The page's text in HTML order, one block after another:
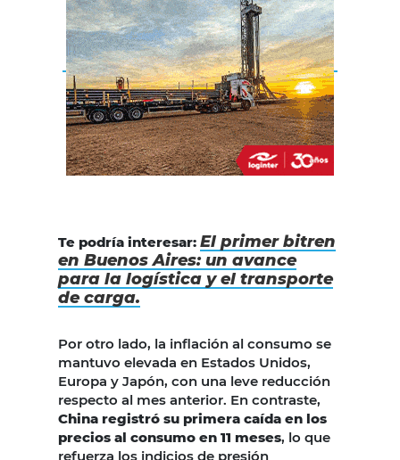
Te podría interesar: El primer bitren
en Buenos Aires: un avance
para la logística y el transporte
de carga.
Por otro lado, la inflación al consumo se
mantuvo elevada en Estados Unidos,
Europa y Japón, con una leve reducción
respecto al mes anterior. En contraste,
China registró su primera caída en los
precios al consumo en 11 meses, lo que
refuerza los indicios de presión